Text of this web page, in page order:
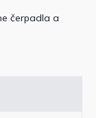
čerpadla a